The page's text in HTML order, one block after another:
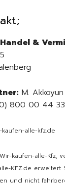
&
M. Akkoyun
800 00 44
alle-kfz.de
kaufen-alle-Kfz,
KFZ.de erweitert
und nicht